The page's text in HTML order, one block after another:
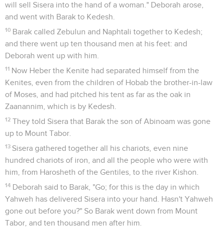
will sell Sisera into the hand of a woman." Deborah arose,
and went with Barak to Kedesh.
10 Barak called Zebulun and Naphtali together to Kedesh;
and there went up ten thousand men at his feet: and
Deborah went up with him.
11 Now Heber the Kenite had separated himself from the
Kenites, even from the children of Hobab the brother-in-law
of Moses, and had pitched his tent as far as the oak in
Zaanannim, which is by Kedesh.
12 They told Sisera that Barak the son of Abinoam was gone
up to Mount Tabor.
13 Sisera gathered together all his chariots, even nine
hundred chariots of iron, and all the people who were with
him, from Harosheth of the Gentiles, to the river Kishon.
14 Deborah said to Barak, "Go; for this is the day in which
Yahweh has delivered Sisera into your hand. Hasn't Yahweh
gone out before you?" So Barak went down from Mount
Tabor, and ten thousand men after him.